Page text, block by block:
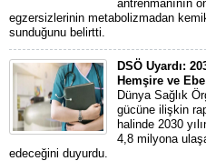
antrenmanının
egzersizlerinin metabolizmadan
sunduğunu belirtti.
DSÖ Uyardı:
Hemşire ve
Dünya Sağlık
gücüne ilişkin
halinde 2030
4,8 milyona
edeceğini duyurdu.